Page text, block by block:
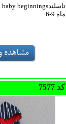
baby beginningsتاسلند
6-9 ماه
7577 کد